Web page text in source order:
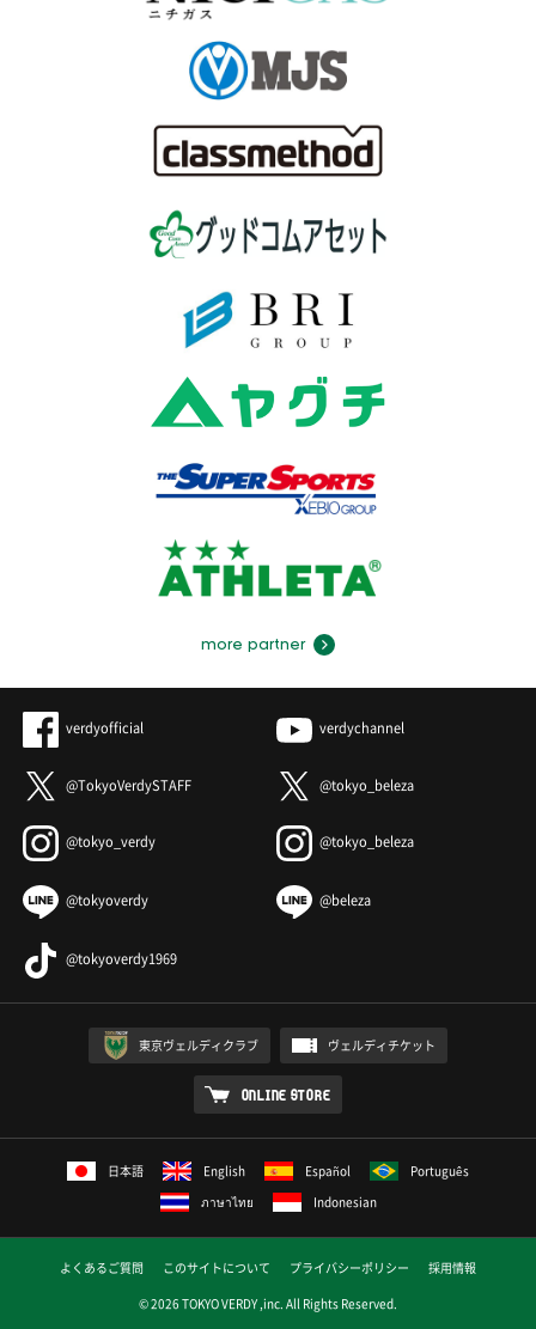
more partner
verdyofficial verdychannel
@TokyoVerdySTAFF @tokyo_beleza
@tokyo_verdy @tokyo_beleza
@tokyoverdy @beleza
@tokyoverdy1969
東京ヴェルディクラブ ヴェルディチケット
ONLINE STORE
日本語 English Español
Português
ภาษาไทย
Indonesian
よくあるご質問 このサイトについて プライバシーポリシー
採用情報
© 2026 TOKYO VERDY ,inc. All Rights Reserved.